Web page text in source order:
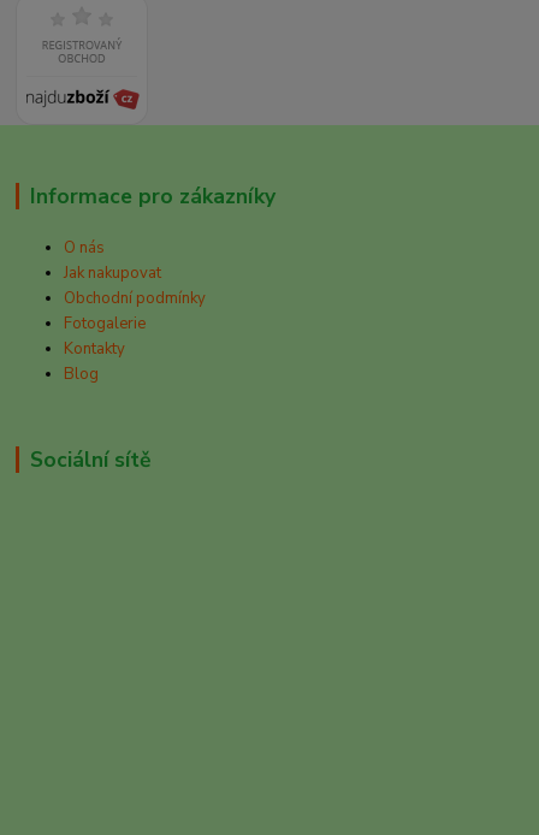
Informace pro zákazníky
O nás
Jak nakupovat
Obchodní podmínky
Fotogalerie
Kontakty
Blog
Sociální sítě